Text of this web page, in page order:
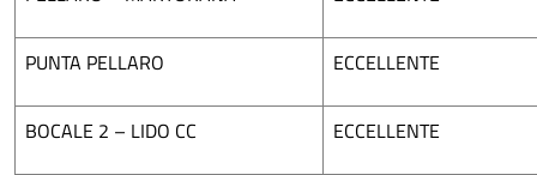
PUNTA PELLARO ECCELLENTE
BOCALE 2 – LIDO CC ECCELLENTE